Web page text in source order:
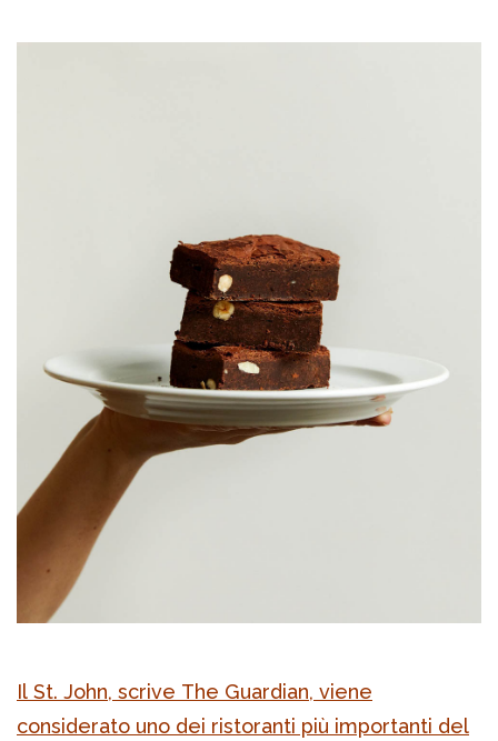
Il St. John, scrive The Guardian, viene
considerato uno dei ristoranti più importanti del